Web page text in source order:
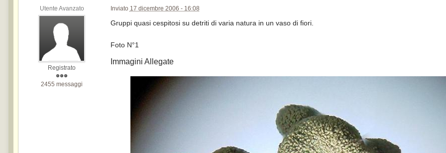
Utente Avanzato
Registrato
2455 messaggi
Inviato 17 dicembre 2006 - 16:08
Gruppi quasi cespitosi su detriti di varia natura in un vaso di fiori.
Foto N°1
Immagini Allegate